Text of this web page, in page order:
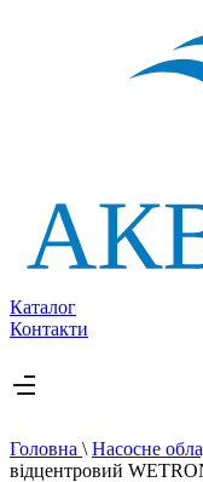
Каталог
Контакти
Головна \ Насосне
відцентровий